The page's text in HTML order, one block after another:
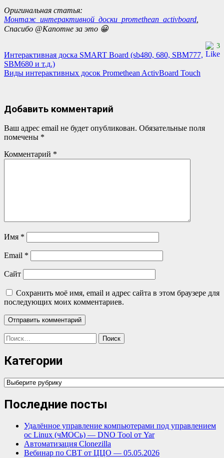
Оригинальная статья:
Монтаж_интерактивной_доски_promethean_activboard
Спасибо @Капотне за это 😀
3
Навигация
по
Интерактивная доска SMART Board (sb480, 680, SBM777,
SBM680 и т.д.)
Виды интерактивных досок Promethean ActivBoard Touch
Добавить комментарий
Ваш адрес email не будет опубликован. Обязательные поля
помечены *
Комментарий *
Имя *
Email *
Сайт
Сохранить моё имя, email и адрес сайта в этом браузере для
последующих моих комментариев.
Найти:
Категории
Категории
Последние посты
Удалённое управление компьютерами под управлением
ос Linux (чМОСь) — DNO Tool от Yar
Автоматизация Clonezilla
Вебинар по СВТ от ЦЦО — 05.05.2026